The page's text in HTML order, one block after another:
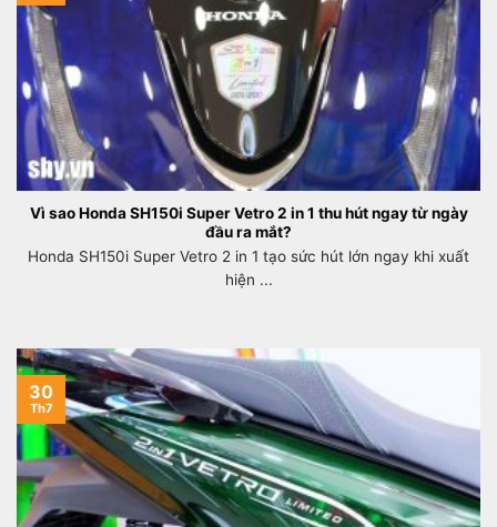
Vì sao Honda SH150i Super Vetro 2 in 1 thu hút ngay từ ngày
đầu ra mắt?
Honda SH150i Super Vetro 2 in 1 tạo sức hút lớn ngay khi xuất
hiện ...
30
Th7